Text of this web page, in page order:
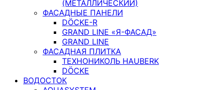
(МЕТАЛЛИЧЕСКИЙ)
ФАСАДНЫЕ ПАНЕЛИ
DÖCKE-R
GRAND LINE «Я-ФАСАД»
GRAND LINE
ФАСАДНАЯ ПЛИТКА
ТЕХНОНИКОЛЬ HAUBERK
DÖCKE
ВОДОСТОК